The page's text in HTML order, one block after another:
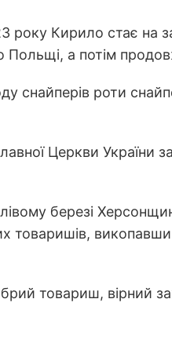
року Кирило стає на
а потім
снайперів роти
Церкви України за
березі
викопавши
товариш, вірний